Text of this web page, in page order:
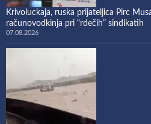
Krivoluckaja, ruska prijateljica Pirc
računovodkinja pri “rdečih” sindikatih
07.08.2026